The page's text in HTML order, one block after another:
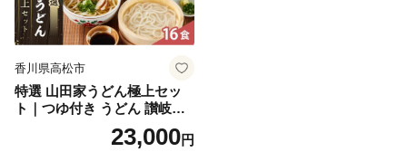
香川県高松市
特選 山田家うどん極上セッ
ト｜つゆ付き うどん 讃岐う
どん さぬきうどん 生麵 うど
んセット カレーうどん 生う
23,000円